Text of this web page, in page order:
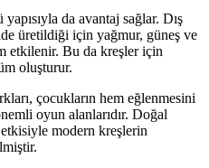
da avantaj sağlar. Dış
üretildiği için yağmur, güneş ve
etkilenir. Bu da kreşler için
oluşturur.
çocukların hem eğlenmesini
oyun alanlarıdır. Doğal
etkisiyle modern kreşlerin